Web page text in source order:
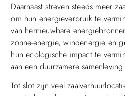
Daarnaast streven steeds meer
om hun energieverbruik te
van hernieuwbare
zonne-energie, windenergie en
hun ecologische impact te
aan een duurzamere samenleving.
Tot slot zijn veel